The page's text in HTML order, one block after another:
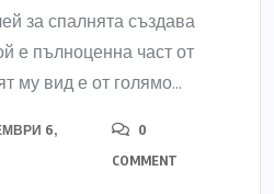
за спалнята създава
е пълноценна част от
му вид е от голямо...
6,
0
COMMENT